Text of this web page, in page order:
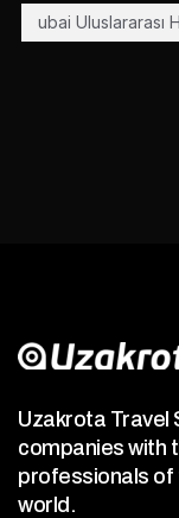
ubai Uluslararası
Uzakrota Travel
companies with
professionals of
world.